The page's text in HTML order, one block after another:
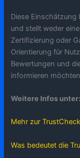
Diese Einschätzung
und stellt weder
Zertifizierung oder
Orientierung für
Bewertungen und
informieren
Weitere Infos unter:
Mehr zur
Was bedeutet die